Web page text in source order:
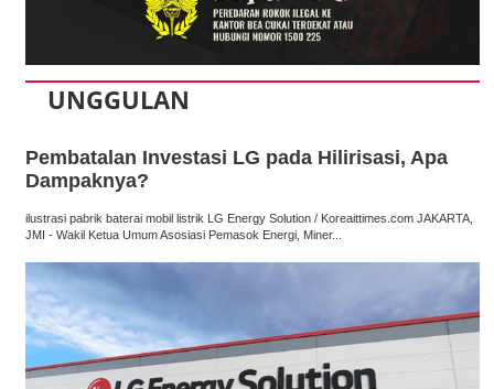
UNGGULAN
Pembatalan Investasi LG pada Hilirisasi, Apa
Dampaknya?
ilustrasi pabrik baterai mobil listrik LG Energy Solution / Koreaittimes.com JAKARTA,
JMI - Wakil Ketua Umum Asosiasi Pemasok Energi, Miner...